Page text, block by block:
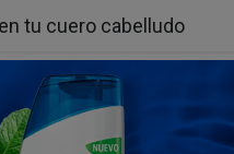
tu cuero cabelludo